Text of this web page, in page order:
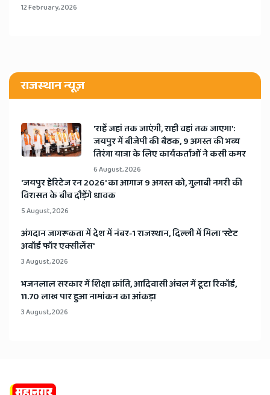
12 February, 2026
राजस्थान न्यूज़
'राहें जहां तक जाएंगी, राही वहां तक जाएगा':
जयपुर में बीजेपी की बैठक, 9 अगस्त की भव्य
तिरंगा यात्रा के लिए कार्यकर्ताओं ने कसी कमर
6 August, 2026
​'जयपुर हेरिटेज रन 2026' का आगाज 9 अगस्त को, गुलाबी नगरी की
विरासत के बीच दौड़ेंगे धावक
5 August, 2026
अंगदान जागरूकता में देश में नंबर-1 राजस्थान, दिल्ली में मिला 'स्टेट
अवॉर्ड फॉर एक्सीलेंस'
3 August, 2026
भजनलाल सरकार में शिक्षा क्रांति, आदिवासी अंचल में टूटा रिकॉर्ड,
11.70 लाख पार हुआ नामांकन का आंकड़ा
3 August, 2026